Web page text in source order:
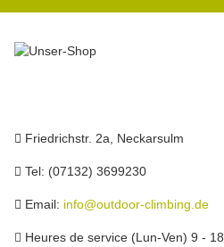
Friedrichstr. 2a, Neckarsulm
Tel: (07132) 3699230
Email: info@outdoor-climbing.de
Heures de service (Lun-Ven) 9 - 18